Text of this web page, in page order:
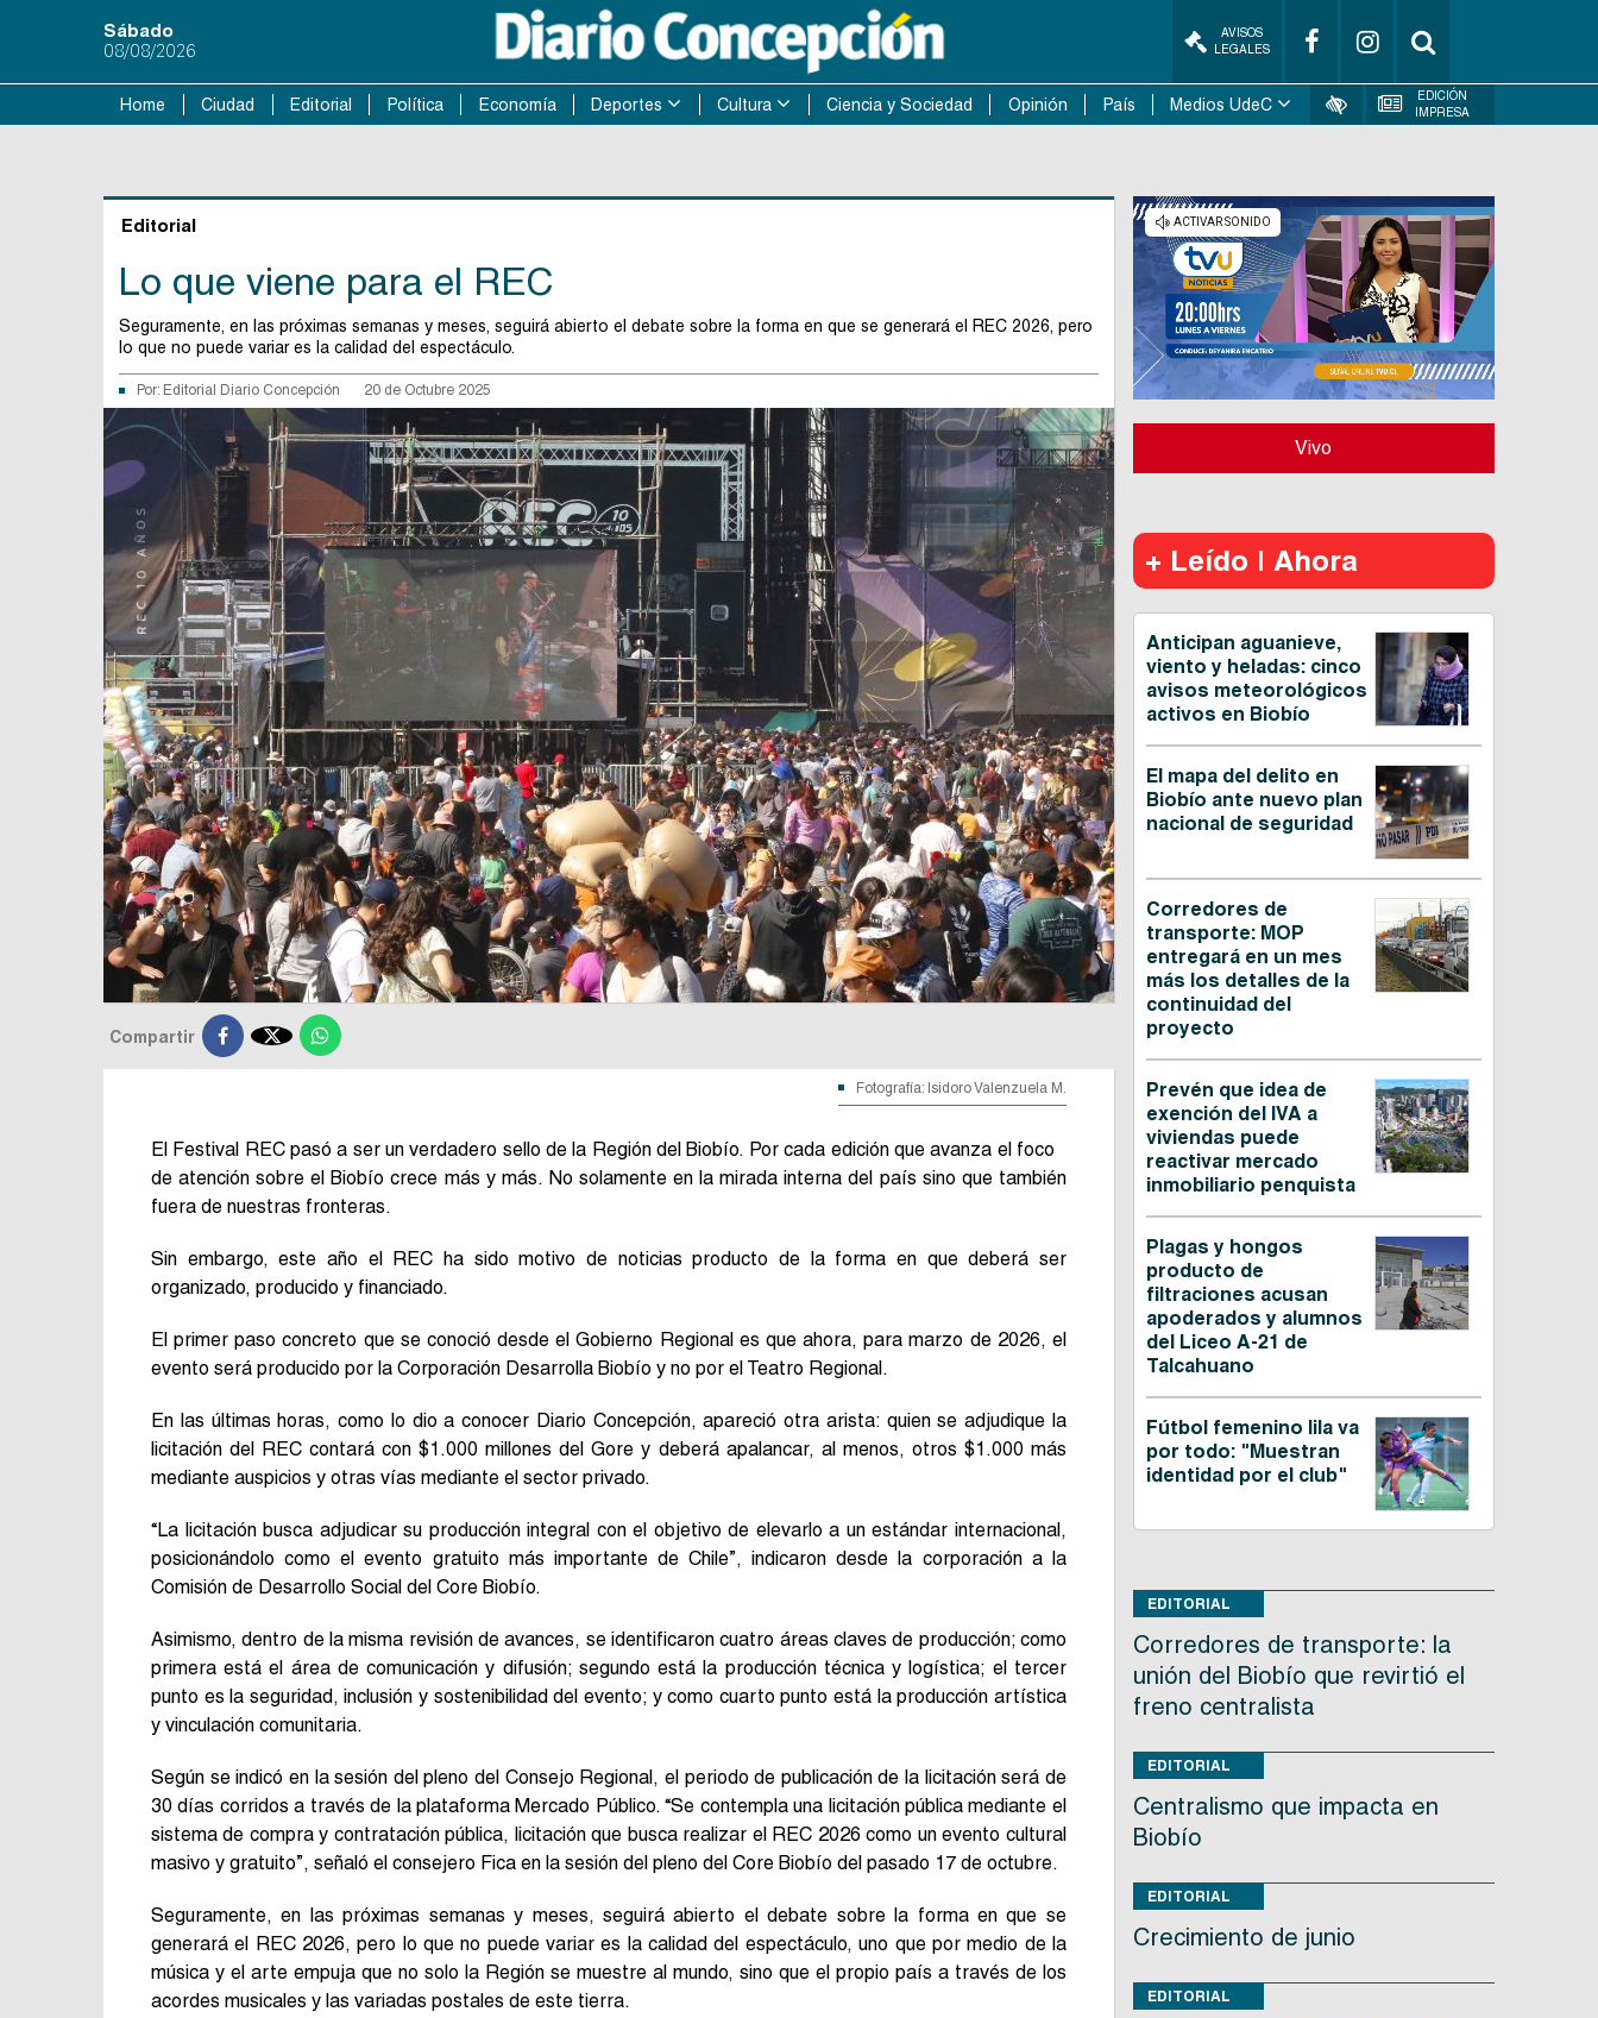
Sábado
08/08/2026
AVISOS
LEGALES
Home Ciudad Editorial Política Economía Deportes Cultura Ciencia y Sociedad Opinión País Medios UdeC
EDICIÓN
IMPRESA
Editorial
Lo que viene para el REC
Seguramente, en las próximas semanas y meses, seguirá abierto el debate sobre la forma en que se generará el REC 2026, pero
lo que no puede variar es la calidad del espectáculo.
Por: Editorial Diario Concepción 20 de Octubre 2025
Compartir 
Fotografía: Isidoro Valenzuela M.
El Festival REC pasó a ser un verdadero sello de la Región del Biobío. Por cada edición que avanza el foco
de atención sobre el Biobío crece más y más. No solamente en la mirada interna del país sino que también
fuera de nuestras fronteras.
Sin embargo, este año el REC ha sido motivo de noticias producto de la forma en que deberá ser
organizado, producido y financiado.
El primer paso concreto que se conoció desde el Gobierno Regional es que ahora, para marzo de 2026, el
evento será producido por la Corporación Desarrolla Biobío y no por el Teatro Regional.
En las últimas horas, como lo dio a conocer Diario Concepción, apareció otra arista: quien se adjudique la
licitación del REC contará con $1.000 millones del Gore y deberá apalancar, al menos, otros $1.000 más
mediante auspicios y otras vías mediante el sector privado.
“La licitación busca adjudicar su producción integral con el objetivo de elevarlo a un estándar internacional,
posicionándolo como el evento gratuito más importante de Chile”, indicaron desde la corporación a la
Comisión de Desarrollo Social del Core Biobío.
Asimismo, dentro de la misma revisión de avances, se identificaron cuatro áreas claves de producción; como
primera está el área de comunicación y difusión; segundo está la producción técnica y logística; el tercer
punto es la seguridad, inclusión y sostenibilidad del evento; y como cuarto punto está la producción artística
y vinculación comunitaria.
Según se indicó en la sesión del pleno del Consejo Regional, el periodo de publicación de la licitación será de
30 días corridos a través de la plataforma Mercado Público. “Se contempla una licitación pública mediante el
sistema de compra y contratación pública, licitación que busca realizar el REC 2026 como un evento cultural
masivo y gratuito”, señaló el consejero Fica en la sesión del pleno del Core Biobío del pasado 17 de octubre.
Seguramente, en las próximas semanas y meses, seguirá abierto el debate sobre la forma en que se
generará el REC 2026, pero lo que no puede variar es la calidad del espectáculo, uno que por medio de la
música y el arte empuja que no solo la Región se muestre al mundo, sino que el propio país a través de los
acordes musicales y las variadas postales de este tierra.
Vivo
+ Leído | Ahora
Anticipan aguanieve,
viento y heladas: cinco
avisos meteorológicos
activos en Biobío
El mapa del delito en
Biobío ante nuevo plan
nacional de seguridad
Corredores de
transporte: MOP
entregará en un mes
más los detalles de la
continuidad del
proyecto
Prevén que idea de
exención del IVA a
viviendas puede
reactivar mercado
inmobiliario penquista
Plagas y hongos
producto de
filtraciones acusan
apoderados y alumnos
del Liceo A-21 de
Talcahuano
Fútbol femenino lila va
por todo: "Muestran
identidad por el club"
EDITORIAL
Corredores de transporte: la
unión del Biobío que revirtió el
freno centralista
EDITORIAL
Centralismo que impacta en
Biobío
EDITORIAL
Crecimiento de junio
EDITORIAL